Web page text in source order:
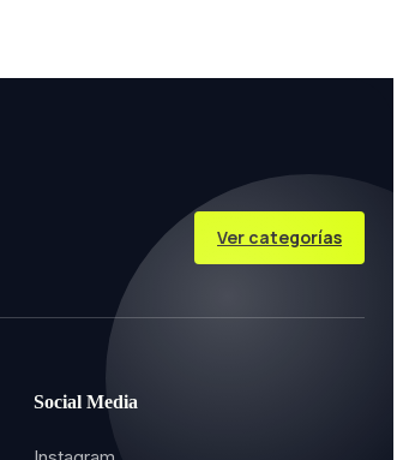
Ver categorías
Social Media